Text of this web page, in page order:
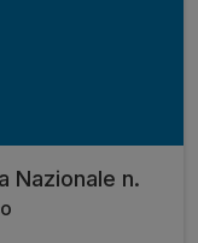
Nazionale n.